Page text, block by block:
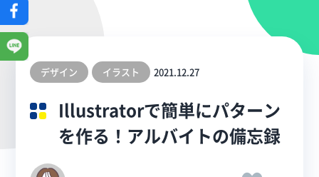
デザイン イラスト 2021.12.27
Illustratorで簡単にパターン
を作る！アルバイトの備忘録